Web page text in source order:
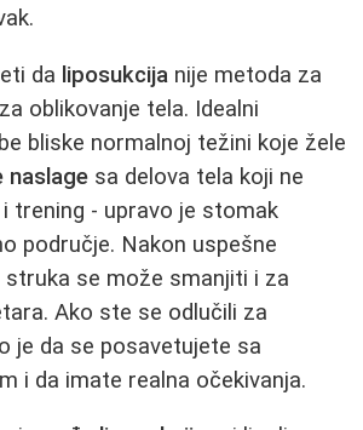
da liposukcija nije metoda za
oblikovanje tela. Idealni
bliske normalnoj težini koje žele
naslage sa delova tela koji ne
trening - upravo je stomak
područje. Nakon uspešne
struka se može smanjiti i za
Ako ste se odlučili za
je da se posavetujete sa
i da imate realna očekivanja.